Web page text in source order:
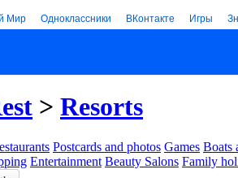
Мир Одноклассники ВКонтакте Игры
> Resorts
Postcards and photos Games Boats
Entertainment Beauty Salons Family